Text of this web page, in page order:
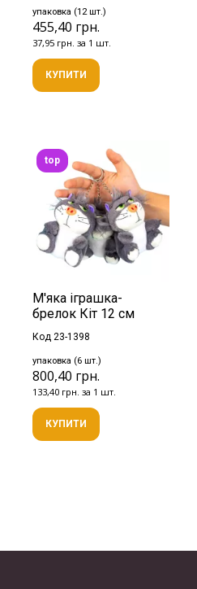
упаковка (12 шт.)
455,40 грн.
37,95 грн. за 1 шт.
КУПИТИ
М'яка іграшка-
брелок Кіт 12 см
Код 23-1398
упаковка (6 шт.)
800,40 грн.
133,40 грн. за 1 шт.
top
КУПИТИ